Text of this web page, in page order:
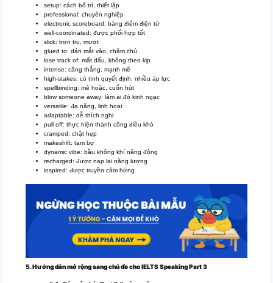
setup: cách bố trí, thiết lập
professional: chuyên nghiệp
electronic scoreboard: bảng điểm điện tử
well-coordinated: được phối hợp tốt
slick: trơn tru, mượt
glued to: dán mắt vào, chăm chú
lose track of: mất dấu, không theo kịp
intense: căng thẳng, mạnh mẽ
high-stakes: có tính quyết định, nhiều áp lực
spellbinding: mê hoặc, cuốn hút
blow someone away: làm ai đó kinh ngạc
versatile: đa năng, linh hoạt
adaptable: dễ thích nghi
pull off: thực hiện thành công điều khó
cramped: chật hẹp
makeshift: tạm bợ
dynamic vibe: bầu không khí năng động
recharged: được nạp lại năng lượng
inspired: được truyền cảm hứng
5. Hướng dẫn mở rộng sang chủ đề cho IELTS Speaking Part 3